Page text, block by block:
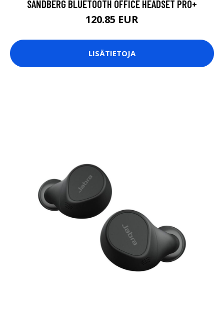
SANDBERG BLUETOOTH OFFICE HEADSET PRO+
120.85 EUR
LISÄTIETOJA